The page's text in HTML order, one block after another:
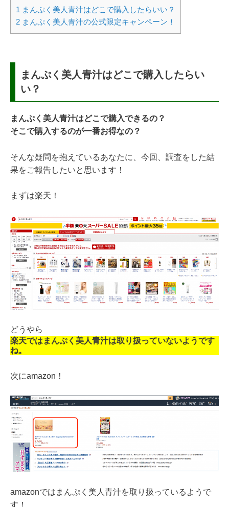
1 まんぷく美人青汁はどこで購入したらいい？
2 まんぷく美人青汁の公式限定キャンペーン！
まんぷく美人青汁はどこで購入したらい
い？
まんぷく美人青汁はどこで購入できるの？
そこで購入するのが一番お得なの？
そんな疑問を抱えているあなたに、今回、調査をした結
果をご報告したいと思います！
まずは楽天！
どうやら
楽天ではまんぷく美人青汁は取り扱っていないようです
ね。
次にamazon！
amazonではまんぷく美人青汁を取り扱っているようで
す！